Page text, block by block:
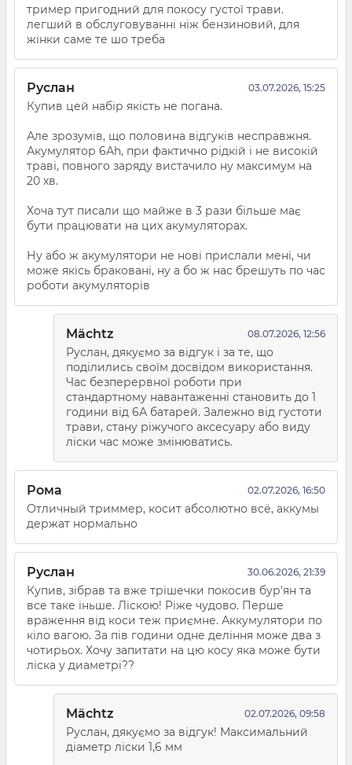
тример пригодний для покосу густої трави.
легший в обслуговуванні ніж бензиновий, для
жінки саме те шо треба
Руслан 03.07.2026, 15:25
Купив цей набір якість не погана.
Але зрозумів, що половина відгуків несправжня.
Акумулятор 6Аh, при фактично рідкій і не високій
траві, повного заряду вистачило ну максимум на
20 хв.
Хоча тут писали що майже в 3 рази більше має
бути працювати на цих акумуляторах.
Ну або ж акумулятори не нові прислали мені, чи
може якісь браковані, ну а бо ж нас брешуть по час
роботи акумуляторів
Mächtz 08.07.2026, 12:56
Руслан, дякуємо за відгук і за те, що
поділились своїм досвідом використання.
Час безперервної роботи при
стандартному навантаженні становить до 1
години від 6А батарей. Залежно від густоти
трави, стану ріжучого аксесуару або виду
ліски час може змінюватись.
Рома 02.07.2026, 16:50
Отличный триммер, косит абсолютно всё, аккумы
держат нормально
Руслан 30.06.2026, 21:39
Купив, зібрав та вже трішечки покосив бур'ян та
все таке іньше. Ліскою! Ріже чудово. Перше
враження від коси теж приємне. Аккумулятори по
кіло вагою. За пів години одне деління може два з
чотирьох. Хочу запитати на цю косу яка може бути
ліска у диаметрі??
Mächtz 02.07.2026, 09:58
Руслан, дякуємо за відгук! Максимальний
діаметр ліски 1,6 мм